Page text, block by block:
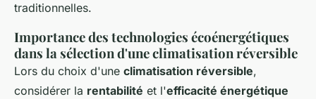
traditionnelles.
Importance des technologies écoénergétiques
dans la sélection d'une climatisation réversible
Lors du choix d'une climatisation réversible,
considérer la rentabilité et l'efficacité énergétique